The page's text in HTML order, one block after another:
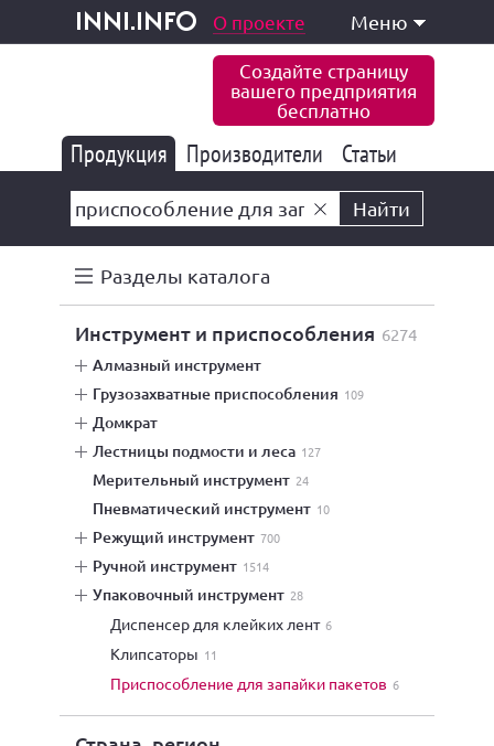
inni.info
и услуги О проекте Меню
Создайте страницу
вашего предприятия
бесплатно
Продукция 177 847
Производители 6 777
Статьи
Найти
Разделы каталога
инструмент и приспособления 6274
алмазный инструмент
грузозахватные приспособления 109
домкрат
лестницы подмости и леса 127
мерительный инструмент 24
пневматический инструмент 10
режущий инструмент 700
ручной инструмент 1514
упаковочный инструмент 28
диспенсер для клейких лент 6
клипсаторы 11
приспособление для запайки пакетов 6